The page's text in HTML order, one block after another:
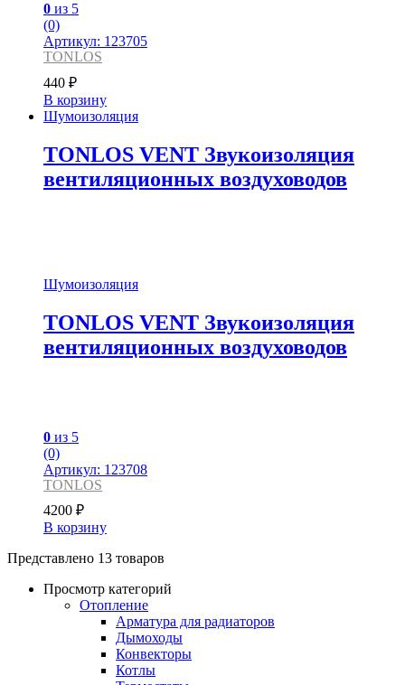
0 из 5
(0)
Артикул: 123705
TONLOS
440 ₽
В корзину
Шумоизоляция
TONLOS VENT Звукоизоляция
вентиляционных воздуховодов
Шумоизоляция
TONLOS VENT Звукоизоляция
вентиляционных воздуховодов
0 из 5
(0)
Артикул: 123708
TONLOS
4200 ₽
В корзину
Представлено 13 товаров
Просмотр категорий
Отопление
Арматура для радиаторов
Дымоходы
Конвекторы
Котлы